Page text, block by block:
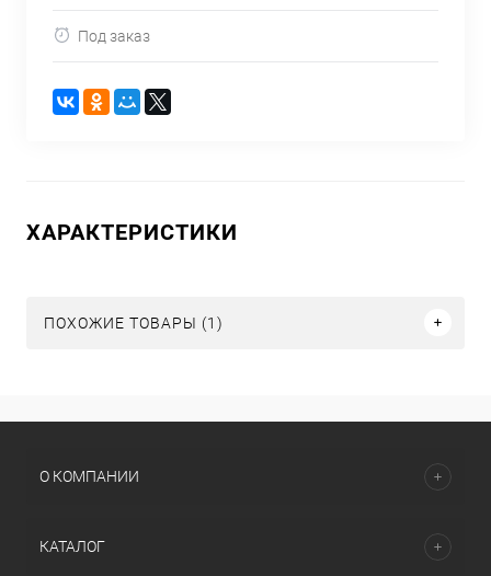
Под заказ
ХАРАКТЕРИСТИКИ
ПОХОЖИЕ ТОВАРЫ (1)
О КОМПАНИИ
КАТАЛОГ